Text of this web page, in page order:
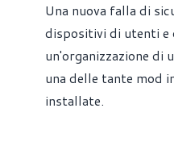
Una nuova falla di
dispositivi di utenti e
un'organizzazione di
una delle tante mod
installate.